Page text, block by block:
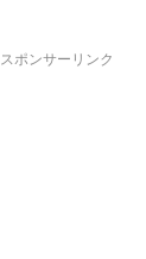
スポンサーリンク